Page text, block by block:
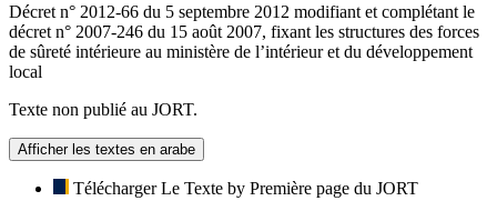
Décret n° 2012-66 du 5 septembre 2012 modifiant et complétant le
décret n° 2007-246 du 15 août 2007, fixant les structures des forces
de sûreté intérieure au ministère de l’intérieur et du développement
local
Texte non publié au JORT.
Afficher les textes en arabe
Télécharger Le Texte by Première page du JORT